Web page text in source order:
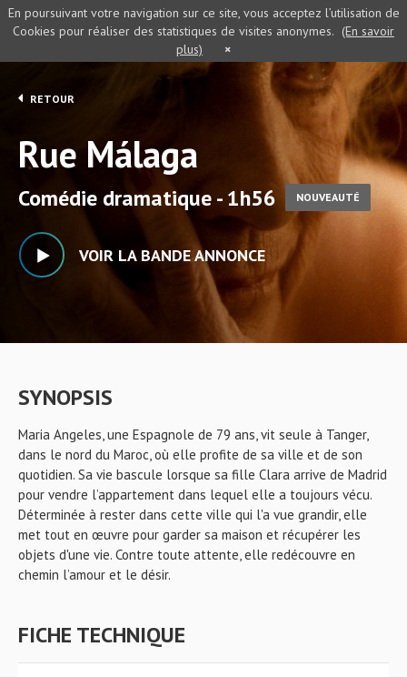
RETOUR
Rue Málaga
Comédie dramatique - 1h56 NOUVEAUTÉ
VOIR LA BANDE ANNONCE
SYNOPSIS
Maria Angeles, une Espagnole de 79 ans, vit seule à Tanger,
dans le nord du Maroc, où elle profite de sa ville et de son
quotidien. Sa vie bascule lorsque sa fille Clara arrive de Madrid
pour vendre l’appartement dans lequel elle a toujours vécu.
Déterminée à rester dans cette ville qui l'a vue grandir, elle
met tout en œuvre pour garder sa maison et récupérer les
objets d'une vie. Contre toute attente, elle redécouvre en
chemin l’amour et le désir.
FICHE TECHNIQUE
En poursuivant votre navigation sur ce site, vous acceptez l’utilisation de
Cookies pour réaliser des statistiques de visites anonymes. (En savoir
plus)
×